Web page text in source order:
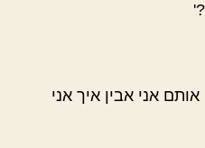
אני אבין איך אני